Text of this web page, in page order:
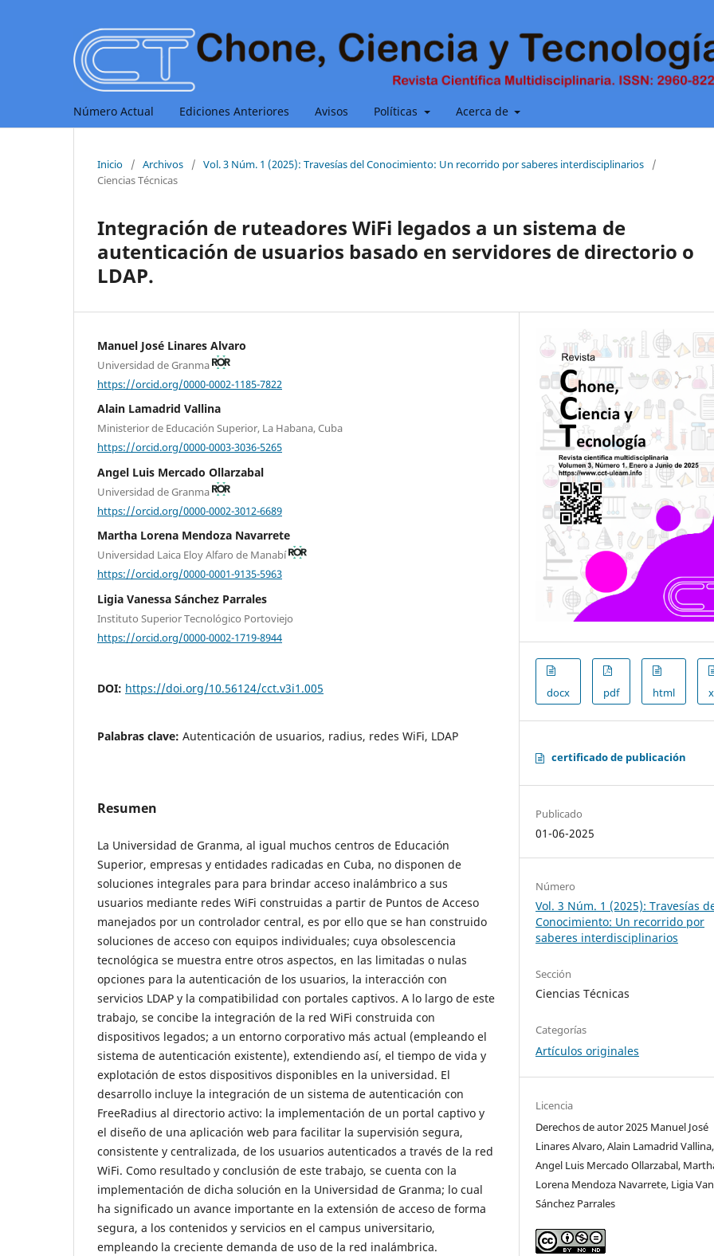
Número Actual Ediciones Anteriores Avisos Políticas Acerca de
Inicio / Archivos / Vol. 3 Núm. 1 (2025): Travesías del Conocimiento: Un recorrido por saberes interdisciplinarios
/
Ciencias Técnicas
Integración de ruteadores WiFi legados a un sistema de
autenticación de usuarios basado en servidores de directorio o
LDAP.
Manuel José Linares Alvaro
Universidad de Granma
https://orcid.org/0000-0002-1185-7822
Alain Lamadrid Vallina
Ministerior de Educación Superior, La Habana, Cuba
https://orcid.org/0000-0003-3036-5265
Angel Luis Mercado Ollarzabal
Universidad de Granma
https://orcid.org/0000-0002-3012-6689
Martha Lorena Mendoza Navarrete
Universidad Laica Eloy Alfaro de Manabí
https://orcid.org/0000-0001-9135-5963
Ligia Vanessa Sánchez Parrales
Instituto Superior Tecnológico Portoviejo
https://orcid.org/0000-0002-1719-8944
DOI: https://doi.org/10.56124/cct.v3i1.005
Palabras clave: Autenticación de usuarios, radius, redes WiFi, LDAP
Resumen
La Universidad de Granma, al igual muchos centros de Educación
Superior, empresas y entidades radicadas en Cuba, no disponen de
soluciones integrales para para brindar acceso inalámbrico a sus
usuarios mediante redes WiFi construidas a partir de Puntos de Acceso
manejados por un controlador central, es por ello que se han construido
soluciones de acceso con equipos individuales; cuya obsolescencia
tecnológica se muestra entre otros aspectos, en las limitadas o nulas
opciones para la autenticación de los usuarios, la interacción con
servicios LDAP y la compatibilidad con portales captivos. A lo largo de este
trabajo, se concibe la integración de la red WiFi construida con
dispositivos legados; a un entorno corporativo más actual (empleando el
sistema de autenticación existente), extendiendo así, el tiempo de vida y
explotación de estos dispositivos disponibles en la universidad. El
desarrollo incluye la integración de un sistema de autenticación con
FreeRadius al directorio activo: la implementación de un portal captivo y
el diseño de una aplicación web para facilitar la supervisión segura,
consistente y centralizada, de los usuarios autenticados a través de la red
WiFi. Como resultado y conclusión de este trabajo, se cuenta con la
implementación de dicha solución en la Universidad de Granma; lo cual
ha significado un avance importante en la extensión de acceso de forma
segura, a los contenidos y servicios en el campus universitario,
empleando la creciente demanda de uso de la red inalámbrica.
docx pdf html
certificado de publicación
Publicado
01-06-2025
Número
Vol. 3 Núm. 1 (2025): Travesías
Conocimiento: Un recorrido por
saberes interdisciplinarios
Sección
Ciencias Técnicas
Categorías
Artículos originales
Licencia
Derechos de autor 2025 Manuel José
Linares Alvaro, Alain Lamadrid Vallina,
Angel Luis Mercado Ollarzabal,
Lorena Mendoza Navarrete, Ligia
Sánchez Parrales